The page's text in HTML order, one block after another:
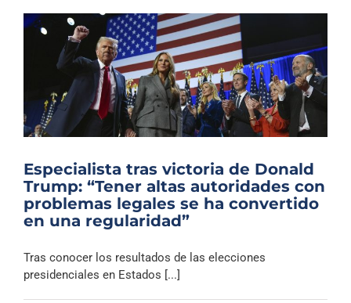
Especialista tras victoria de Donald
Trump: “Tener altas autoridades con
problemas legales se ha convertido
en una regularidad”
Tras conocer los resultados de las elecciones
presidenciales en Estados [...]